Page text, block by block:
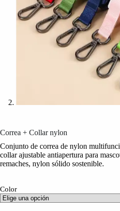
Correa + Collar nylon
Conjunto de correa de nylon
collar ajustable antiapertura para
remaches, nylon sólido sostenible.
Color